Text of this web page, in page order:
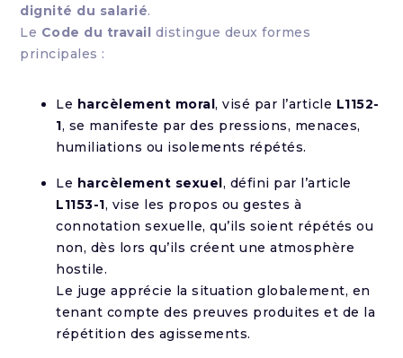
dignité du salarié.
Le Code du travail distingue deux formes
principales :
Le harcèlement moral, visé par l’article L1152-
1, se manifeste par des pressions, menaces,
humiliations ou isolements répétés.
Le harcèlement sexuel, défini par l’article
L1153-1, vise les propos ou gestes à
connotation sexuelle, qu’ils soient répétés ou
non, dès lors qu’ils créent une atmosphère
hostile.
Le juge apprécie la situation globalement, en
tenant compte des preuves produites et de la
répétition des agissements.